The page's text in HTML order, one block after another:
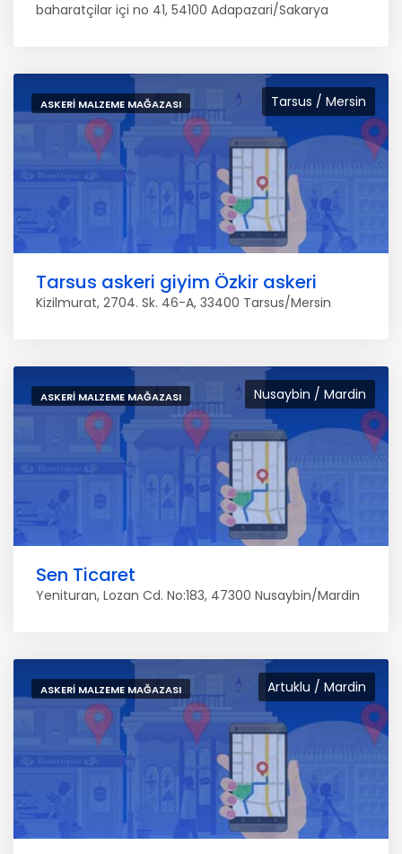
baharatçilar içi no 41, 54100 Adapazari/Sakarya
Tarsus / Mersin
ASKERI MALZEME MAĞAZASI
Tarsus askeri giyim Özkir askeri
Kizilmurat, 2704. Sk. 46-A, 33400 Tarsus/Mersin
Nusaybin / Mardin
ASKERI MALZEME MAĞAZASI
Sen Ticaret
Yenituran, Lozan Cd. No:183, 47300 Nusaybin/Mardin
Artuklu / Mardin
ASKERI MALZEME MAĞAZASI